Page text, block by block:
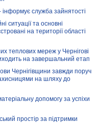
служба зайнятості
ситуації та основні
на території області
теплових мереж у Чернігові
на завершальний етап
Чернігівщини завжди поруч
на шляху до
допомогу за успіхи
простір за підтримки